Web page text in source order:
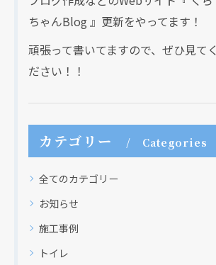
ちゃんBlog 』更新をやってます！
頑張って書いてますので、ぜひ見てく
ださい！！
カテゴリー Categories
全てのカテゴリー
お知らせ
施工事例
トイレ